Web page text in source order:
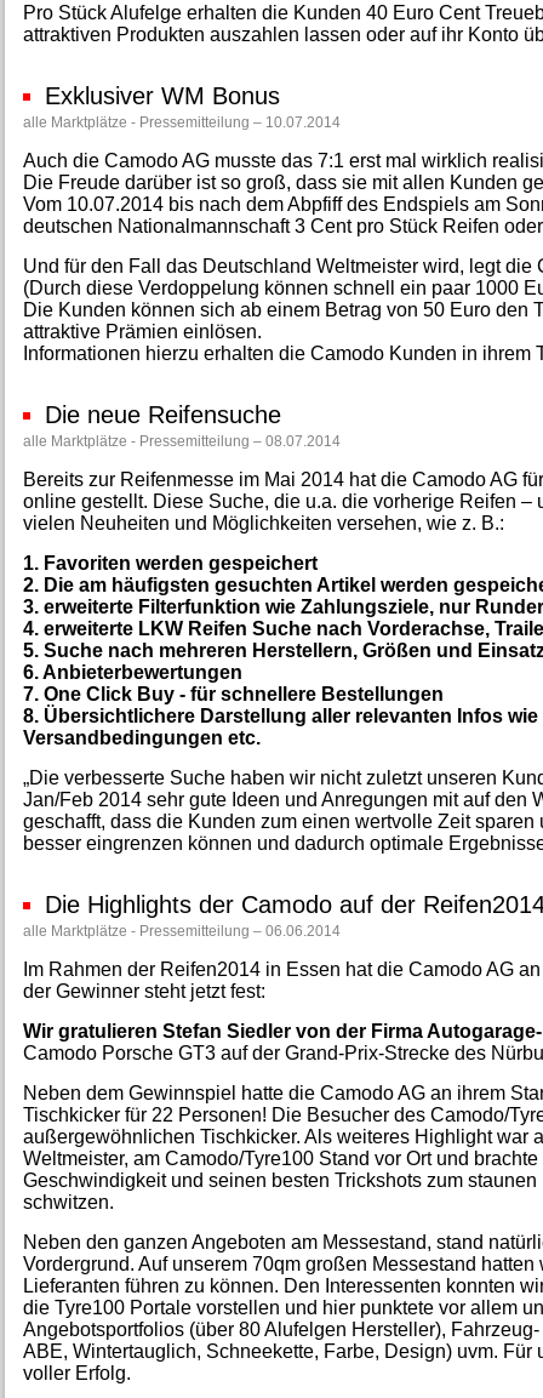
Pro Stück Alufelge erhalten die Kunden 40 Euro Cent
attraktiven Produkten auszahlen lassen oder auf ihr Konto
Exklusiver WM Bonus
alle Marktplätze - Pressemitteilung – 10.07.2014
Auch die Camodo AG musste das 7:1 erst mal wirklich
Die Freude darüber ist so groß, dass sie mit allen Kunden
Vom 10.07.2014 bis nach dem Abpfiff des Endspiels am
deutschen Nationalmannschaft 3 Cent pro Stück Reifen
Und für den Fall das Deutschland Weltmeister wird, legt
(Durch diese Verdoppelung können schnell ein paar 1000
Die Kunden können sich ab einem Betrag von 50 Euro
attraktive Prämien einlösen.
Informationen hierzu erhalten die Camodo Kunden in ihrem
Die neue Reifensuche
alle Marktplätze - Pressemitteilung – 08.07.2014
Bereits zur Reifenmesse im Mai 2014 hat die Camodo AG
online gestellt. Diese Suche, die u.a. die vorherige Reifen
vielen Neuheiten und Möglichkeiten versehen, wie z. B.:
1. Favoriten werden gespeichert
2. Die am häufigsten gesuchten Artikel werden
3. erweiterte Filterfunktion wie Zahlungsziele, nur
4. erweiterte LKW Reifen Suche nach Vorderachse,
5. Suche nach mehreren Herstellern, Größen und
6. Anbieterbewertungen
7. One Click Buy - für schnellere Bestellungen
8. Übersichtlichere Darstellung aller relevanten Infos
Versandbedingungen etc.
„Die verbesserte Suche haben wir nicht zuletzt unseren
Jan/Feb 2014 sehr gute Ideen und Anregungen mit auf den
geschafft, dass die Kunden zum einen wertvolle Zeit
besser eingrenzen können und dadurch optimale
Die Highlights der Camodo auf der
alle Marktplätze - Pressemitteilung – 06.06.2014
Im Rahmen der Reifen2014 in Essen hat die Camodo AG
der Gewinner steht jetzt fest:
Wir gratulieren Stefan Siedler von der Firma
Camodo Porsche GT3 auf der Grand-Prix-Strecke des
Neben dem Gewinnspiel hatte die Camodo AG an ihrem
Tischkicker für 22 Personen! Die Besucher des Camodo/
außergewöhnlichen Tischkicker. Als weiteres Highlight war
Weltmeister, am Camodo/Tyre100 Stand vor Ort und
Geschwindigkeit und seinen besten Trickshots zum
schwitzen.
Neben den ganzen Angeboten am Messestand, stand
Vordergrund. Auf unserem 70qm großen Messestand
Lieferanten führen zu können. Den Interessenten konnten
die Tyre100 Portale vorstellen und hier punktete vor allem
Angebotsportfolios (über 80 Alufelgen Hersteller),
ABE, Wintertauglich, Schneekette, Farbe, Design) uvm.
voller Erfolg.